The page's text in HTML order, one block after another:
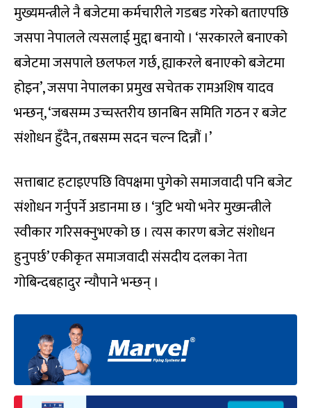
मुख्यमन्त्रीले नै बजेटमा कर्मचारीले गडबड गरेको बताएपछि
जसपा नेपालले त्यसलाई मुद्दा बनायो । ‘सरकारले बनाएको
बजेटमा जसपाले छलफल गर्छ, ह्याकरले बनाएको बजेटमा
होइन’, जसपा नेपालका प्रमुख सचेतक रामअशिष यादव
भन्छन्, ‘जबसम्म उच्चस्तरीय छानबिन समिति गठन र बजेट
संशोधन हुँदैन, तबसम्म सदन चल्न दिन्नौं ।’
सत्ताबाट हटाइएपछि विपक्षमा पुगेको समाजवादी पनि बजेट
संशोधन गर्नुपर्ने अडानमा छ । ‘त्रुटि भयो भनेर मुख्मन्त्रीले
स्वीकार गरिसक्नुभएको छ । त्यस कारण बजेट संशोधन
हुनुपर्छ’ एकीकृत समाजवादी संसदीय दलका नेता
गोबिन्दबहादुर न्यौपाने भन्छन् ।